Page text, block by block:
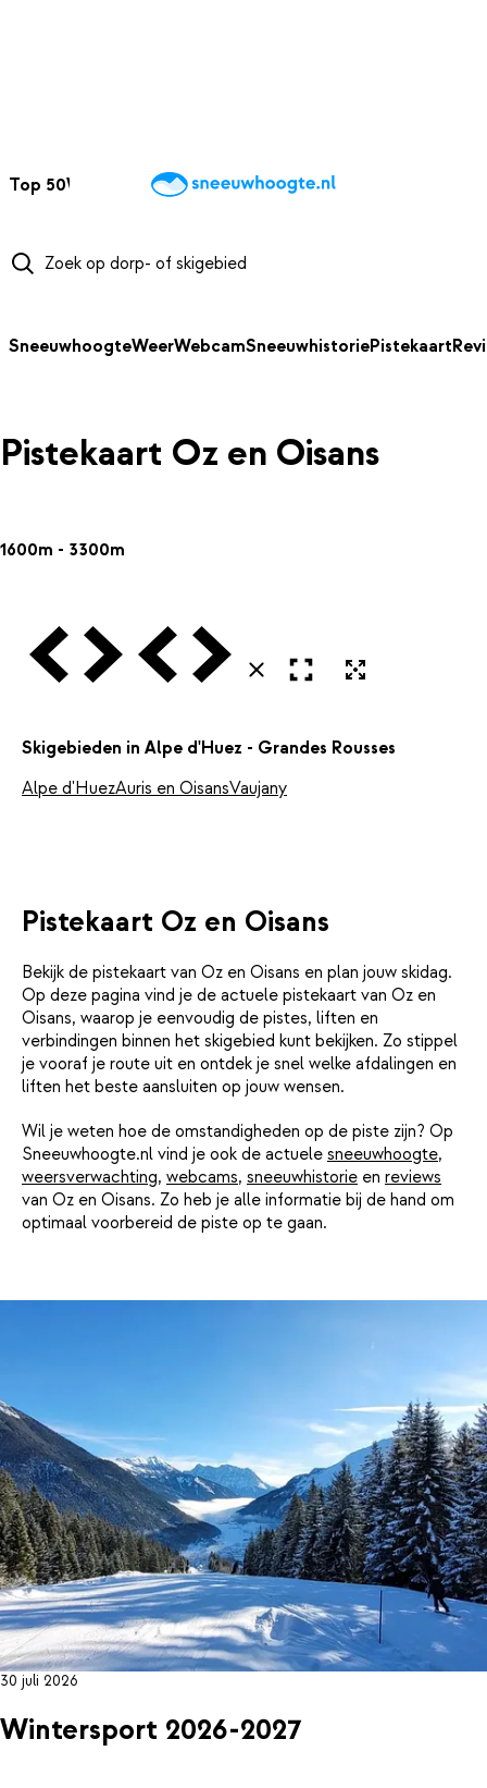
Top 50Webcams WintersportweerKaarten
SneeuwhoogteWeerWebcamSneeuwhistoriePistekaart
Pistekaart Oz en Oisans
1600m - 3300m
Vorige VolgendeVorige Volgende
SluitenOpen in volledig scherm
Skigebieden in Alpe d'Huez - Grandes Rousses
Alpe d'HuezAuris en OisansVaujany
Pistekaart Oz en Oisans
Bekijk de pistekaart van Oz en Oisans en plan jouw skidag.
Op deze pagina vind je de actuele pistekaart van Oz en
Oisans, waarop je eenvoudig de pistes, liften en
verbindingen binnen het skigebied kunt bekijken. Zo stippel
je vooraf je route uit en ontdek je snel welke afdalingen en
liften het beste aansluiten op jouw wensen.
Wil je weten hoe de omstandigheden op de piste zijn? Op
Sneeuwhoogte.nl vind je ook de actuele sneeuwhoogte,
weersverwachting, webcams, sneeuwhistorie en reviews
van Oz en Oisans. Zo heb je alle informatie bij de hand om
optimaal voorbereid de piste op te gaan.
30 juli 2026
Wintersport 2026-2027